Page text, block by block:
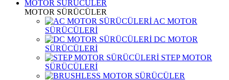
MOTOR SÜRÜCÜLER
MOTOR SÜRÜCÜLER
AC MOTOR
SÜRÜCÜLERİ
DC MOTOR
SÜRÜCÜLERİ
STEP MOTOR
SÜRÜCÜLERİ